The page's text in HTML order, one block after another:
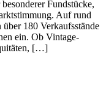
Fundstücke,
Auf rund
über 180 Verkaufsstände
ein. Ob Vintage-
[…]